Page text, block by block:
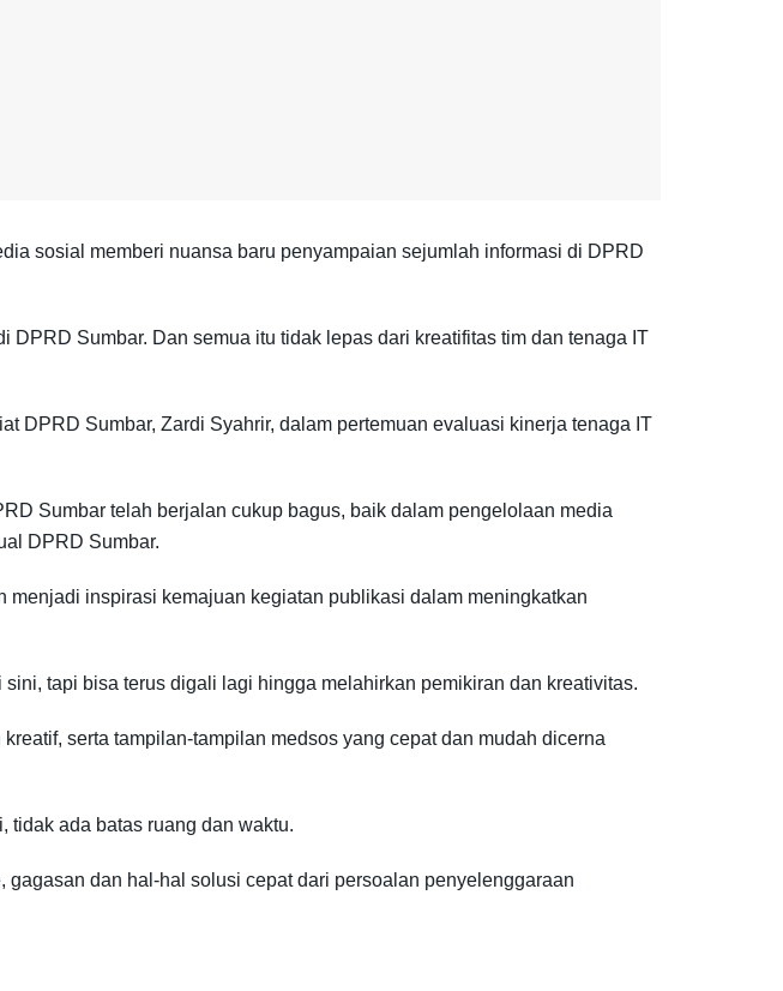
sosial memberi nuansa baru penyampaian sejumlah informasi di DPRD
Sumbar. Dan semua itu tidak lepas dari kreatifitas tim dan tenaga IT
DPRD Sumbar, Zardi Syahrir, dalam pertemuan evaluasi kinerja tenaga IT
Sumbar telah berjalan cukup bagus, baik dalam pengelolaan media
DPRD Sumbar.
inspirasi kemajuan kegiatan publikasi dalam meningkatkan
tapi bisa terus digali lagi hingga melahirkan pemikiran dan kreativitas.
serta tampilan-tampilan medsos yang cepat dan mudah dicerna
tidak ada batas ruang dan waktu.
dan hal-hal solusi cepat dari persoalan penyelenggaraan